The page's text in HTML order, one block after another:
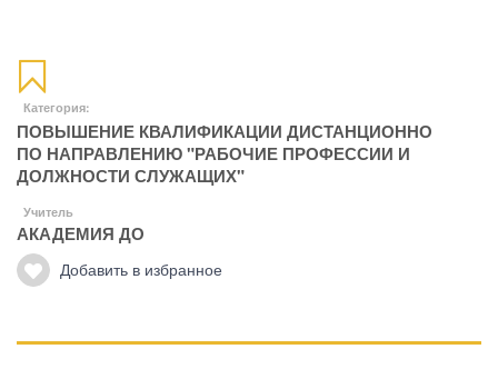
Категория:
ПОВЫШЕНИЕ КВАЛИФИКАЦИИ ДИСТАНЦИОННО
ПО НАПРАВЛЕНИЮ "РАБОЧИЕ ПРОФЕССИИ И
ДОЛЖНОСТИ СЛУЖАЩИХ"
Учитель
АКАДЕМИЯ ДО
Добавить в избранное